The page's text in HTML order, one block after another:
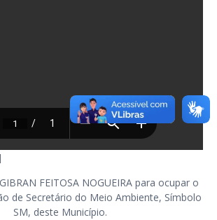
FEITOSA NOGUEIRA para ocupar o
de Secretário do Meio Ambiente, Símbolo
SM, deste Município.